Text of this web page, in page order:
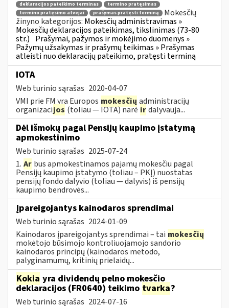
deklaracijos pateikimo terminas
termino pratęsimas
termino pratęsimo atvejai
prašymas pratęsti terminą
Mokesčių
žinyno kategorijos: Mokesčių administravimas »
Mokesčių deklaracijos pateikimas, tikslinimas (73-80
str.) Prašymai, pažymos ir mokėjimo duomenys »
Pažymų užsakymas ir prašymų teikimas » Prašymas
atleisti nuo deklaracijų pateikimo, pratęsti terminą
IOTA
Web turinio sąrašas 2020-04-07
VMI prie FM yra Europos mokesčių administracijų
organizacijos (toliau — IOTA) narė irdalyvauja...
Dėl išmokų pagal Pensijų kaupimo įstatymą
apmokestinimo
Web turinio sąrašas 2025-07-24
1. Ar bus apmokestinamos pajamų mokesčiu pagal
Pensijų kaupimo įstatymo (toliau – PKĮ) nuostatas
pensijų fondo dalyvio (toliau — dalyvis) iš pensijų
kaupimo bendrovės...
Įpareigojantys kainodaros sprendimai
Web turinio sąrašas 2024-01-09
Kainodaros įpareigojantys sprendimai – tai mokesčių
mokėtojo būsimojo kontroliuojamojo sandorio
kainodaros principų (kainodaros metodo,
palyginamumų, kritinių prielaidų...
Kokia yra dividendų pelno mokesčio
deklaracijos (FR0640) teikimo tvarka?
Web turinio sąrašas 2024-07-16